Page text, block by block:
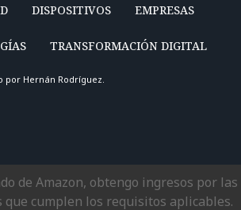
DISPOSITIVOS EMPRESAS
TRANSFORMACIÓN DIGITAL
por Hernán Rodríguez.
de Amazon, obtengo ingresos por las
que cumplen los requisitos aplicables.